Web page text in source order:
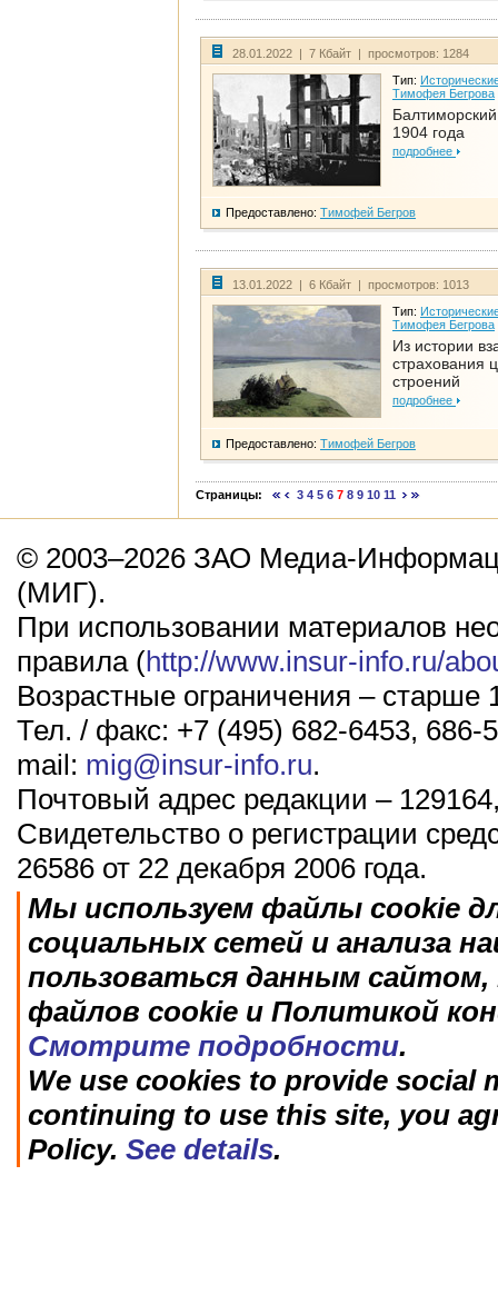
28.01.2022 | 7 Кбайт | просмотров: 1284
Тип:
Тимофея Бегрова
1904 года
подробнее
Предоставлено: Тимофей Бегров
13.01.2022 | 6 Кбайт | просмотров: 1013
Тип:
Тимофея Бегрова
Из истории
страхования
строений
подробнее
Предоставлено: Тимофей Бегров
Страницы: 3 4 5 6 7 8 9 10 11
© 2003–2026 ЗАО Медиа-
(МИГ).
При использовании материалов
правила (http://www.insur-info.ru/
Возрастные ограничения – старше
Тел. / факс: +7 (495) 682-6453, 686-
mail: mig@insur-info.ru.
Почтовый адрес редакции –
Свидетельство о регистрации
26586 от 22 декабря 2006 года.
Мы используем файлы cookie
социальных сетей и анализа
пользоваться данным
файлов cookie и Политикой
Смотрите подробности.
We use cookies to provide social
continuing to use this site, you
Policy. See details.